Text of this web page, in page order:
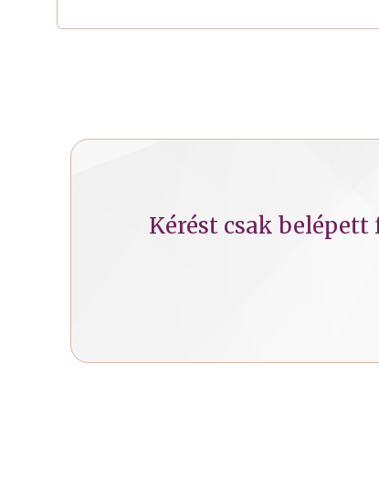
Kérést csak